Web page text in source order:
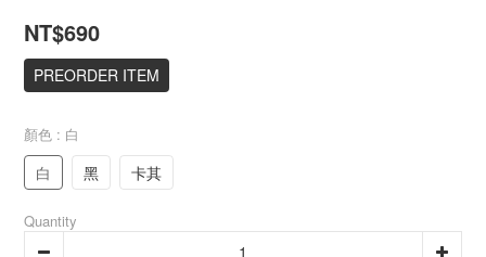
NT$690
PREORDER ITEM
顏色 : 白
白 黑 卡其
Quantity